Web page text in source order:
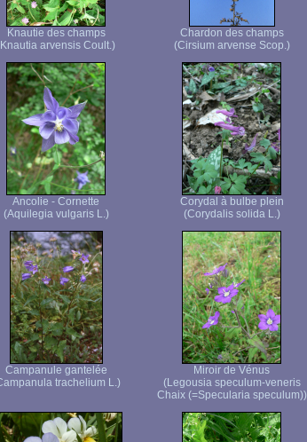
Knautie des champs
arvensis Coult.)
Chardon des champs
(Cirsium arvense Scop.)
Ancolie - Cornette
(Aquilegia vulgaris L.)
Corydal à bulbe plein
(Corydalis solida L.)
Campanule gantelée
trachelium L.)
Miroir de Vénus
(Legousia speculum-veneris
Chaix (=Specularia speculum))